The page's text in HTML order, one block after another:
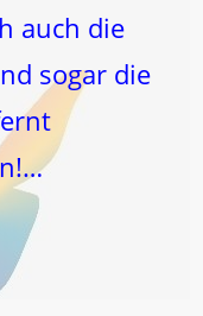
auch die
sogar die